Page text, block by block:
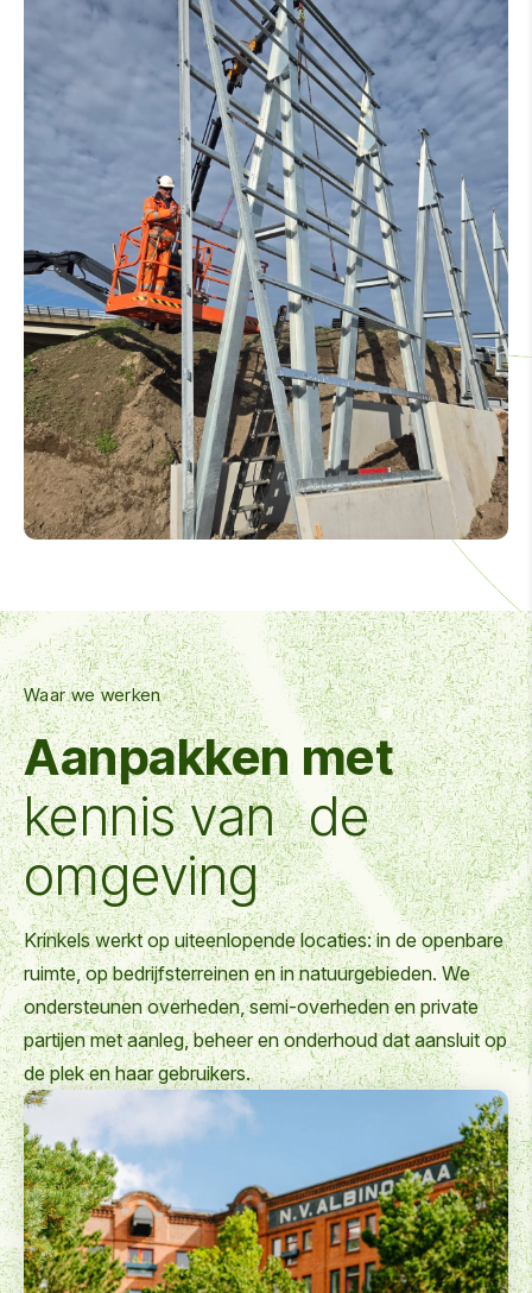
Waar we werken
Aanpakken met
kennis van de
omgeving
Krinkels werkt op uiteenlopende locaties: in de openbare
ruimte, op bedrijfsterreinen en in natuurgebieden. We
ondersteunen overheden, semi-overheden en private
partijen met aanleg, beheer en onderhoud dat aansluit op
de plek en haar gebruikers.